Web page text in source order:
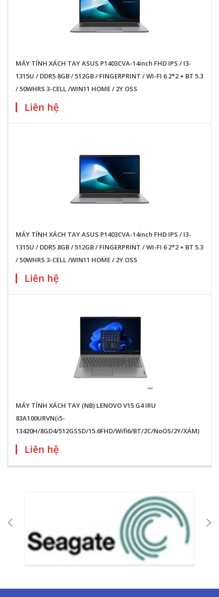
MÁY TÍNH XÁCH TAY ASUS P1403CVA-14inch FHD IPS / I3-
1315U / DDR5 8GB / 512GB / FINGERPRINT / WI-FI 6 2*2 + BT 5.3
/ 50WHRS 3-CELL /WIN11 HOME / 2Y OSS
Liên hệ
MÁY TÍNH XÁCH TAY ASUS P1403CVA-14inch FHD IPS / I3-
1315U / DDR5 8GB / 512GB / FINGERPRINT / WI-FI 6 2*2 + BT 5.3
/ 50WHRS 3-CELL /WIN11 HOME / 2Y OSS
Liên hệ
MÁY TÍNH XÁCH TAY (NB) LENOVO V15 G4 IRU
83A100URVN(i5-
13420H/8GD4/512GSSD/15.6FHD/Wifi6/BT/2C/NoOS/2Y/XÁM)
Liên hệ